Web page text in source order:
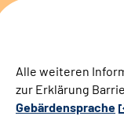
Leichte Sprache
Alle weiteren
zur Erklärung
Gebärdensprache